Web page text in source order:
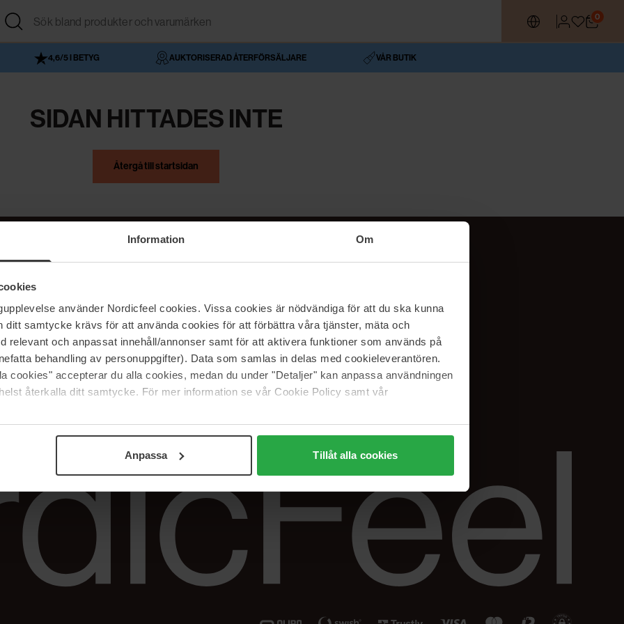
Information Om
använder Nordicfeel cookies. Vissa cookies är nödvändiga för att du ska kunna
ditt samtycke krävs för att använda cookies för att förbättra våra tjänster, mäta och
relevant och anpassat innehåll/annonser samt för att aktivera funktioner som används på
behandling av personuppgifter). Data som samlas in delas med cookieleverantören.
cookies" accepterar du alla cookies, medan du under "Detaljer" kan anpassa användningen
återkalla ditt samtycke. För mer information se vår Cookie Policy samt vår
Anpassa Tillåt alla cookies
0
4,6/5 I BETYG AUKTORISERAD ÅTERFÖRSÄLJARE VÅR BUTIK
SIDAN HITTADES INTE
Återgå till startsidan
NordicFeel
Vår butik
Våra varumärken
Jobba hos oss
Samarbeta med oss
The Beauty Edit
Hjälp
FAQ
Spåra min beställning
Returer &
reklamationer
Följ oss
Facebook
Instagram
Linkedin